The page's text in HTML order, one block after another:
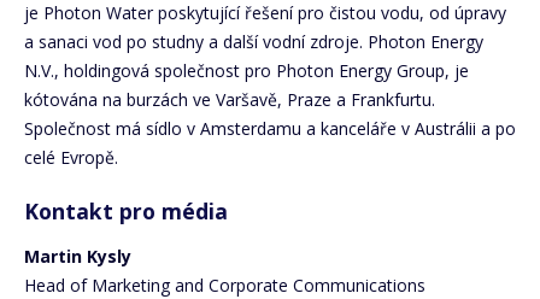
je Photon Water poskytující řešení pro čistou vodu, od úpravy
a sanaci vod po studny a další vodní zdroje. Photon Energy
N.V., holdingová společnost pro Photon Energy Group, je
kótována na burzách ve Varšavě, Praze a Frankfurtu.
Společnost má sídlo v Amsterdamu a kanceláře v Austrálii a po
celé Evropě.
Kontakt pro média
Martin Kysly
Head of Marketing and Corporate Communications